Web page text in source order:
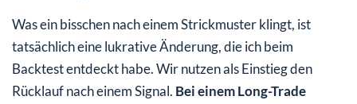
Was ein bisschen nach einem Strickmuster klingt, ist
tatsächlich eine lukrative Änderung, die ich beim
Backtest entdeckt habe. Wir nutzen als Einstieg den
Rücklauf nach einem Signal. Bei einem Long-Trade